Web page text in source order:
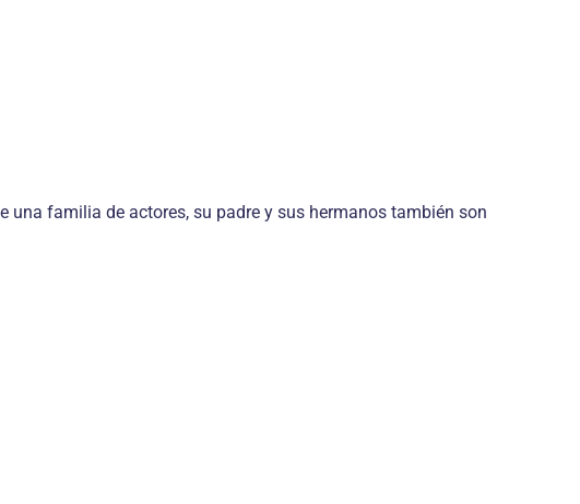
una familia de actores, su padre y sus hermanos también son